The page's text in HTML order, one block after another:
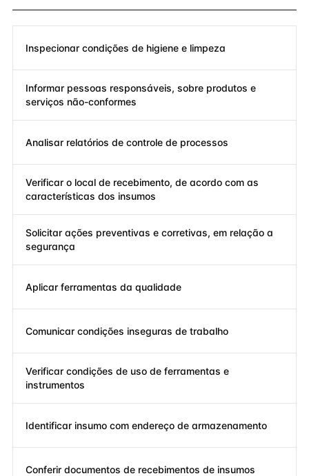
Inspecionar condições de higiene e limpeza
Informar pessoas responsáveis, sobre produtos e
serviços não-conformes
Analisar relatórios de controle de processos
Verificar o local de recebimento, de acordo com as
características dos insumos
Solicitar ações preventivas e corretivas, em relação a
segurança
Aplicar ferramentas da qualidade
Comunicar condições inseguras de trabalho
Verificar condições de uso de ferramentas e
instrumentos
Identificar insumo com endereço de armazenamento
Conferir documentos de recebimentos de insumos